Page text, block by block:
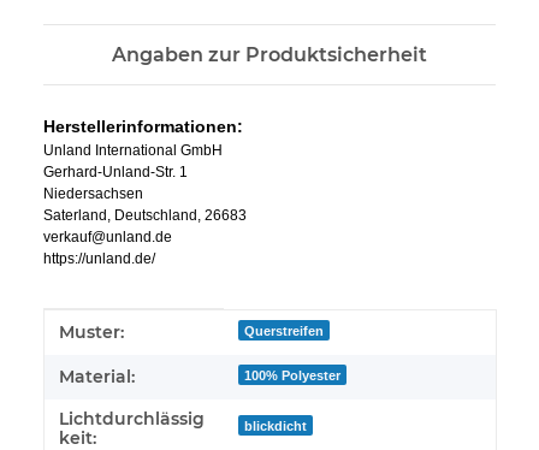
Angaben zur Produktsicherheit
Herstellerinformationen:
Unland International GmbH
Gerhard-Unland-Str. 1
Niedersachsen
Saterland, Deutschland, 26683
verkauf@unland.de
https://unland.de/
Produkteigenschaft
Wert
Muster: Querstreifen
Material: 100% Polyester
Lichtdurchlässig
keit:
blickdicht